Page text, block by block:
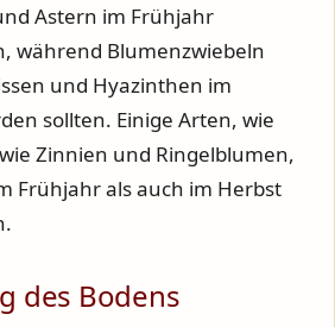
Astern im Frühjahr
während Blumenzwiebeln
und Hyazinthen im
sollten. Einige Arten, wie
Zinnien und Ringelblumen,
Frühjahr als auch im Herbst
des Bodens